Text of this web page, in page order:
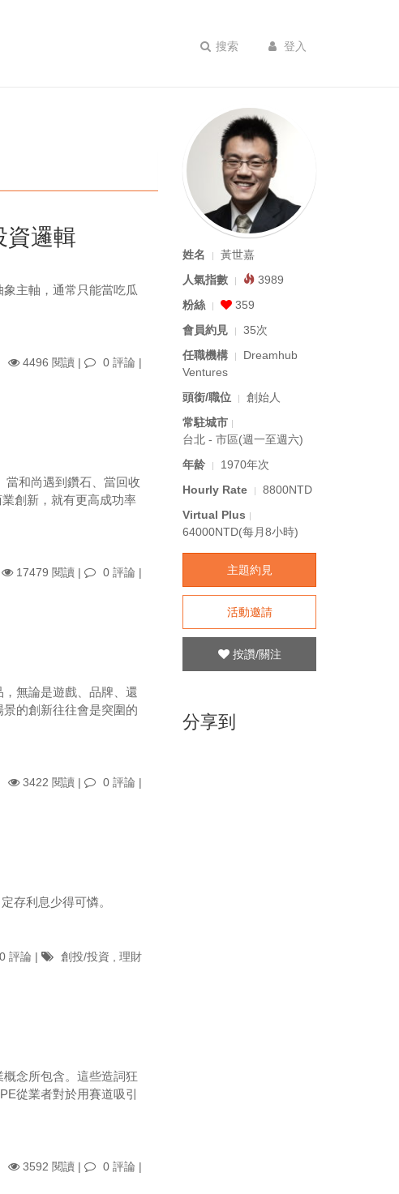
搜索 登入
資邏輯
主軸，通常只能當吃瓜
4496 閱讀 | 0 評論 |
當和尚遇到鑽石、當回收
創新，就有更高成功率
17479 閱讀 | 0 評論 |
無論是遊戲、品牌、還
的創新往往會是突圍的
3422 閱讀 | 0 評論 |
存利息少得可憐。
0 評論 | 創投/投資 理財
念所包含。這些造詞狂
從業者對於用賽道吸引
3592 閱讀 | 0 評論 |
姓名
黃世嘉
人氣指數
3989
粉絲
359
會員約見
35次
任職機構
Dreamhub
Ventures
頭銜/職位
創始人
常駐城市
台北 - 市區(週一至週六)
年龄
1970年次
Hourly Rate
8800NTD
Virtual Plus
64000NTD(每月8小時)
主題約見
活動邀請
按讚/關注
分享到